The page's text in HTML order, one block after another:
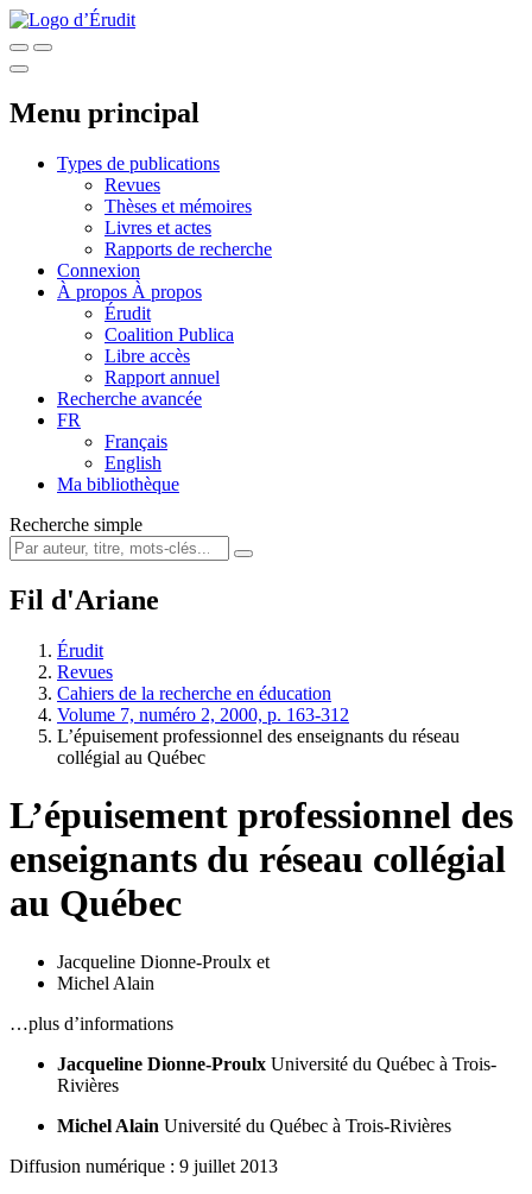
Menu principal
Types de publications
Revues
Thèses et mémoires
Livres et actes
Rapports de recherche
Connexion
À propos À propos
Érudit
Coalition Publica
Libre accès
Rapport annuel
Recherche avancée
FR
Français
English
Ma bibliothèque
Recherche simple
Fil d'Ariane
Érudit
Revues
Cahiers de la recherche en éducation
Volume 7, numéro 2, 2000, p. 163-312
L’épuisement professionnel des enseignants du réseau
collégial au Québec
L’épuisement professionnel des
enseignants du réseau collégial
au Québec
Jacqueline Dionne-Proulx et
Michel Alain
…plus d’informations
Jacqueline Dionne-Proulx Université du Québec à Trois-
Rivières
Michel Alain Université du Québec à Trois-Rivières
Diffusion numérique : 9 juillet 2013